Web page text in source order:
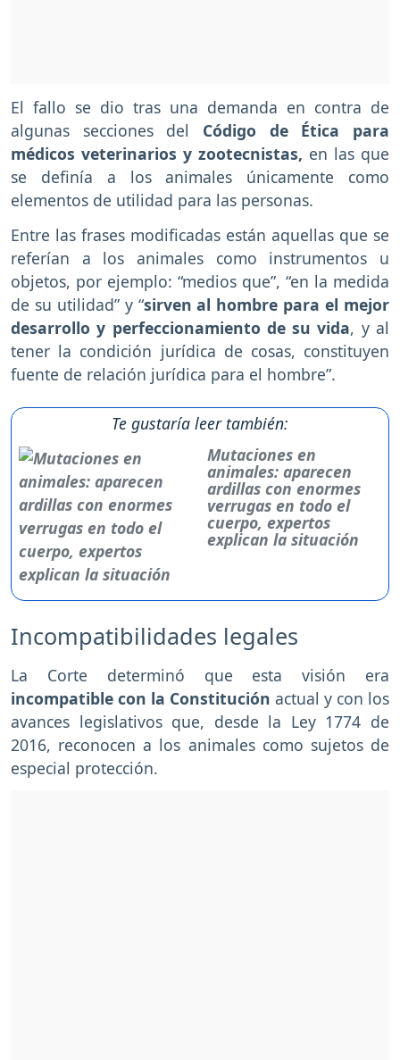
El fallo se dio tras una demanda en contra de
algunas secciones del Código de Ética para
médicos veterinarios y zootecnistas, en las que
se definía a los animales únicamente como
elementos de utilidad para las personas.
Entre las frases modificadas están aquellas que se
referían a los animales como instrumentos u
objetos, por ejemplo: “medios que”, “en la medida
de su utilidad” y “sirven al hombre para el mejor
desarrollo y perfeccionamiento de su vida, y al
tener la condición jurídica de cosas, constituyen
fuente de relación jurídica para el hombre”.
Te gustaría leer también:
Mutaciones en
animales: aparecen
ardillas con enormes
verrugas en todo el
cuerpo, expertos
explican la situación
Incompatibilidades legales
La Corte determinó que esta visión era
incompatible con la Constitución actual y con los
avances legislativos que, desde la Ley 1774 de
2016, reconocen a los animales como sujetos de
especial protección.